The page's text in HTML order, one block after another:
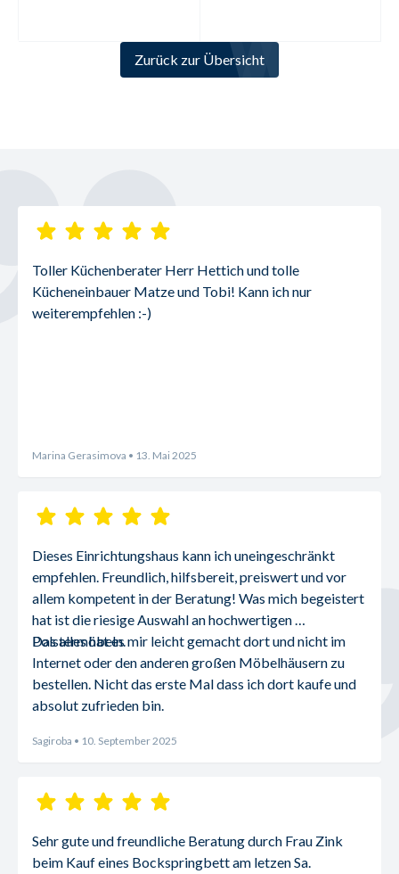
Zurück zur Übersicht
Toller Küchenberater Herr Hettich und tolle
Kücheneinbauer Matze und Tobi! Kann ich nur
weiterempfehlen :-)
Marina Gerasimova • 13. Mai 2025
Dieses Einrichtungshaus kann ich uneingeschränkt
empfehlen. Freundlich, hilfsbereit, preiswert und vor
allem kompetent in der Beratung! Was mich begeistert
hat ist die riesige Auswahl an hochwertigen
Polstermöbeln.
Das alles hat es mir leicht gemacht dort und nicht im
Internet oder den anderen großen Möbelhäusern zu
bestellen. Nicht das erste Mal dass ich dort kaufe und
absolut zufrieden bin.
Sagiroba • 10. September 2025
Sehr gute und freundliche Beratung durch Frau Zink
beim Kauf eines Bockspringbett am letzen Sa.